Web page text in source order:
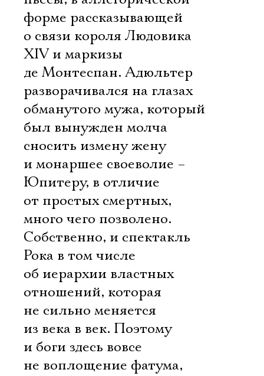
форме рассказывающей
о связи короля Людовика
XIV и маркизы
де Монтеспан. Адюльтер
разворачивался на глазах
обманутого мужа, который
был вынужден молча
сносить измену жену
и монаршее своеволие –
Юпитеру, в отличие
от простых смертных,
много чего позволено.
Собственно, и спектакль
Рока в том числе
об иерархии властных
отношений, которая
не сильно меняется
из века в век. Поэтому
и боги здесь вовсе
не воплощение фатума,